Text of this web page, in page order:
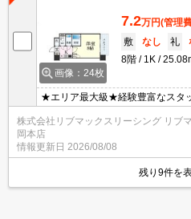
画像：24枚
7.2万円(管理
敷
なし 礼
8階
1K
★エリア最大級★経験豊富なスタ
望がありましたらお申し付けくだ
能！オンライン内覧・オンライン
問題ありません♪弊社ではネット
可能になりますので気になる物件
株式会社リブマックスリーシング リブ
岡本店
情報更新日 2026/08/08
残り9件を